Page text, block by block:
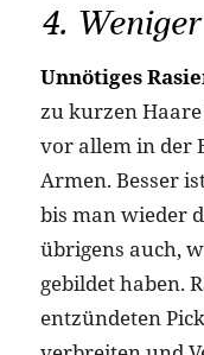
4.
Unnötiges
zu kurzen
vor allem in der
Armen. Besser
bis man wieder
übrigens auch,
gebildet haben.
entzündeten